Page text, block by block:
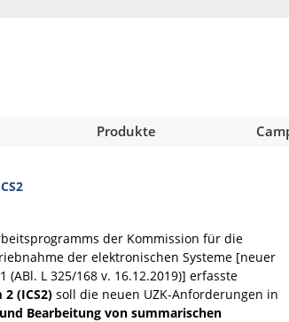
Produkte
der Kommission für die
der elektronischen Systeme [neuer
(ABl. L 325/168 v. 16.12.2019)] erfasste
(ICS2) soll die neuen UZK-Anforderungen in
Bearbeitung von summarischen